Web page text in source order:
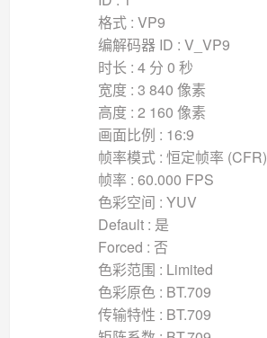
格式 : VP9
编解码器 ID : V_VP9
时长 : 4 分 0 秒
宽度 : 3 840 像素
高度 : 2 160 像素
画面比例 : 16:9
帧率模式 : 恒定帧率 (CFR)
帧率 : 60.000 FPS
色彩空间 : YUV
Default : 是
Forced : 否
色彩范围 : Limited
色彩原色 : BT.709
传输特性 : BT.709